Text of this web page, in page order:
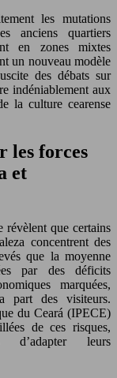
les mutations
anciens quartiers
en zones mixtes
un nouveau modèle
des débats sur
indéniablement aux
la culture cearense
les forces
et
révèlent que certains
concentrent des
que la moyenne
par des déficits
marquées,
part des visiteurs.
du Ceará (IPECE)
de ces risques,
d’adapter leurs